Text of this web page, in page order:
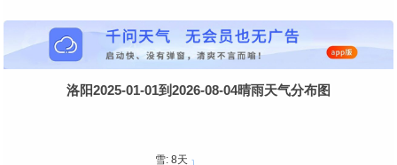
洛阳2025-01-01到2026-08-04晴雨天气分布图